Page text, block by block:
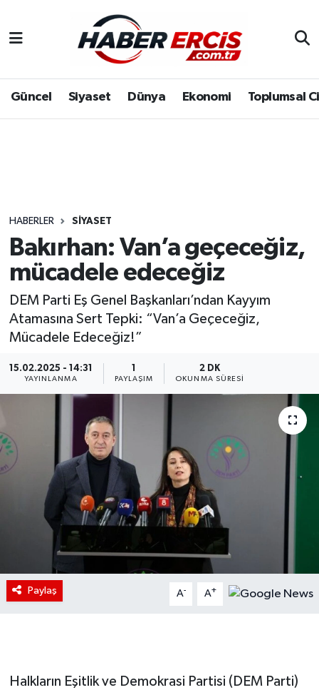
Güncel Siyaset Dünya Ekonomi Toplumsal
HABERLER SIYASET
Bakırhan: Van’a geçeceğiz,
mücadele edeceğiz
DEM Parti Eş Genel Başkanları’ndan Kayyım
Atamasına Sert Tepki: “Van’a Geçeceğiz,
Mücadele Edeceğiz!”
15.02.2025 - 14:31
YAYINLANMA PAYLAŞIM
2 DK
OKUNMA SÜRESI
Paylaş A- A+
Halkların Eşitlik ve Demokrasi Partisi (DEM Parti)